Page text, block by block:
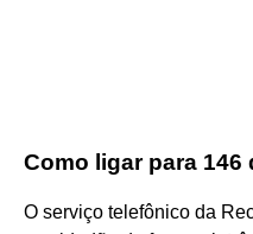
Como ligar para 146
O serviço telefônico da